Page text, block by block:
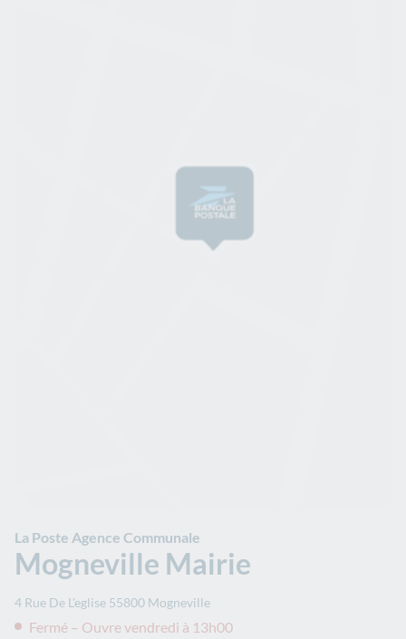
La Poste Agence Communale
Mogneville Mairie
4 Rue De L'eglise 55800 Mogneville
Fermé – Ouvre vendredi à 13h00